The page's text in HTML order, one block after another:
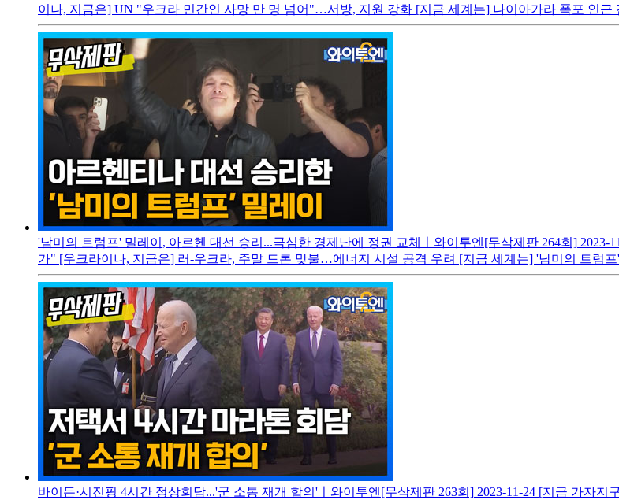
이나, 지금은] UN "우크라 민간인 사망 만 명 넘어"…서방, 지원 강화 [지금 세계는] 나이아가라 폭포 인
'남미의 트럼프' 밀레이, 아르헨 대선 승리...극심한 경제난에 정권 교체ㅣ와이투엔[무삭제판 264회] 2023-
가" [우크라이나, 지금은] 러-우크라, 주말 드론 맞불…에너지 시설 공격 우려 [지금 세계는] '남미의 트럼
바이든·시진핑 4시간 정상회담...'군 소통 재개 합의'ㅣ와이투엔[무삭제판 263회] 2023-11-24 [지금 가자지